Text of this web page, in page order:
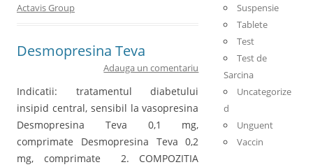
Actavis Group
Desmopresina Teva
Adauga un comentariu
Indicatii: tratamentul diabetului
insipid central, sensibil la vasopresina
Desmopresina Teva 0,1 mg,
comprimate Desmopresina Teva 0,2
mg, comprimate 2. COMPOZITIA
Suspensie
Tablete
Test
Test de
Sarcina
Uncategorize
d
Unguent
Vaccin